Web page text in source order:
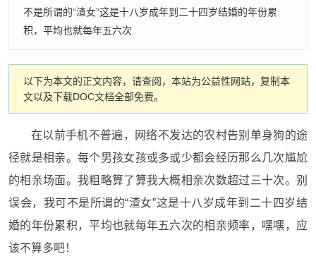
不是所谓的“渣女”这是十八岁成年到二十四岁结婚的年份累
积，平均也就每年五六次
以下为本文的正文内容，请查阅，本站为公益性网站，复制本
文以及下载DOC文档全部免费。
在以前手机不普遍，网络不发达的农村告别单身狗的途
径就是相亲。每个男孩女孩或多或少都会经历那么几次尴尬
的相亲场面。我粗略算了算我大概相亲次数超过三十次。别
误会，我可不是所谓的“渣女”这是十八岁成年到二十四岁结
婚的年份累积，平均也就每年五六次的相亲频率，嘿嘿，应
该不算多吧！